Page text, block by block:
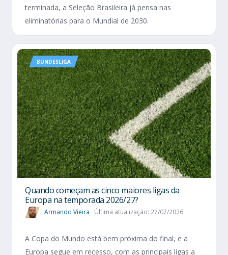
terminada, a Seleção Brasileira já pensa nas
eliminatórias para o Mundial de 2030.
BUNDESLIGA
Quando começam as cinco maiores ligas da
Europa na temporada 2026/27?
Armando Vieira Última atualização: 27/07/2026
A Copa do Mundo está bem próxima do final, e a
Europa segue em recesso, com as principais ligas a